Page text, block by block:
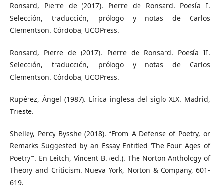
Ronsard, Pierre de (2017). Pierre de Ronsard. Poesía I.
Selección, traducción, prólogo y notas de Carlos
Clementson. Córdoba, UCOPress.
Ronsard, Pierre de (2017). Pierre de Ronsard. Poesía II.
Selección, traducción, prólogo y notas de Carlos
Clementson. Córdoba, UCOPress.
Rupérez, Ángel (1987). Lírica inglesa del siglo XIX. Madrid,
Trieste.
Shelley, Percy Bysshe (2018). “From A Defense of Poetry, or
Remarks Suggested by an Essay Entitled ‘The Four Ages of
Poetry’”. En Leitch, Vincent B. (ed.). The Norton Anthology of
Theory and Criticism. Nueva York, Norton & Company, 601-
619.